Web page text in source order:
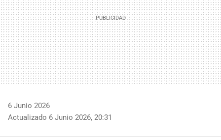
6 Junio 2026
Actualizado 6 Junio 2026, 20:31